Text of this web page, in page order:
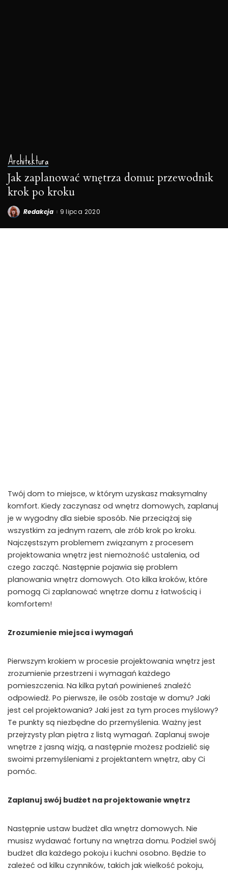
Architektura
Jak zaplanować wnętrza domu: przewodnik
krok po kroku
Posted
Redakcja 9 lipca 2020
Twój dom to miejsce, w którym uzyskasz maksymalny
komfort. Kiedy zaczynasz od wnętrz domowych, zaplanuj
je w wygodny dla siebie sposób. Nie przeciążaj się
wszystkim za jednym razem, ale zrób krok po kroku.
Najczęstszym problemem związanym z procesem
projektowania wnętrz jest niemożność ustalenia, od
czego zacząć. Następnie pojawia się problem
planowania wnętrz domowych. Oto kilka kroków, które
pomogą Ci zaplanować wnętrze domu z łatwością i
komfortem!
Zrozumienie miejsca i wymagań
Pierwszym krokiem w procesie projektowania wnętrz jest
zrozumienie przestrzeni i wymagań każdego
pomieszczenia. Na kilka pytań powinieneś znaleźć
odpowiedź. Po pierwsze, ile osób zostaje w domu? Jaki
jest cel projektowania? Jaki jest za tym proces myślowy?
Te punkty są niezbędne do przemyślenia. Ważny jest
przejrzysty plan piętra z listą wymagań. Zaplanuj swoje
wnętrze z jasną wizją, a następnie możesz podzielić się
swoimi przemyśleniami z projektantem wnętrz, aby Ci
pomóc.
Zaplanuj swój budżet na projektowanie wnętrz
Następnie ustaw budżet dla wnętrz domowych. Nie
musisz wydawać fortuny na wnętrza domu. Podziel swój
budżet dla każdego pokoju i kuchni osobno. Będzie to
zależeć od kilku czynników, takich jak wielkość pokoju,